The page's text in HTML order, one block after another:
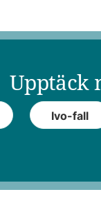
Upptäck
Ivo-fall